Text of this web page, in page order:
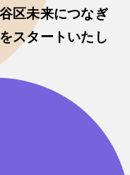
区未来につなぎ
スタートいたし